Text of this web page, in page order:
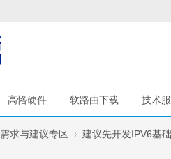
高恪硬件 软路由下载 技术
需求与建议专区 建议先开发IPV6基